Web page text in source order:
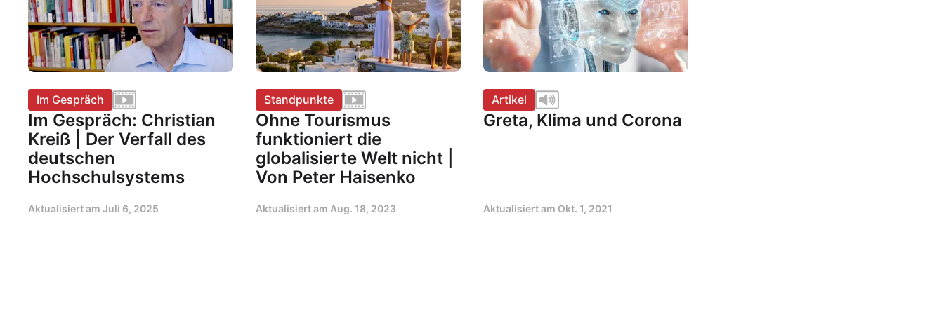
Im Gespräch
Im Gespräch: Christian
Kreiß | Der Verfall des
deutschen
Hochschulsystems
Aktualisiert am Juli 6, 2025
Standpunkte
Ohne Tourismus
funktioniert die
globalisierte Welt nicht |
Von Peter Haisenko
Aktualisiert am Aug. 18, 2023
Artikel
Greta, Klima und Corona
Aktualisiert am Okt. 1, 2021